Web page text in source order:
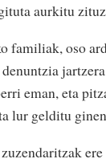
aurkitu
familiak, oso
eman, eta
lur gelditu